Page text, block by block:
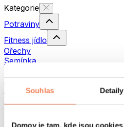
Souhlas Detaily
Domov je tam, kde jsou cookies
Kategorie
Potraviny
Fitness jídlo
Ořechy
Semínka
Ryby
Hotová jídla
Vajíčka
Chléb a pečivo